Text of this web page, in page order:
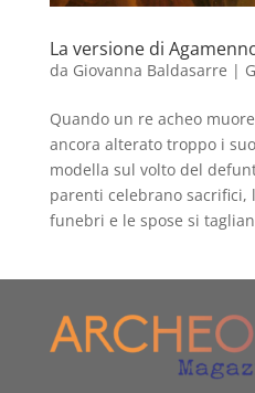
La versione di
da Giovanna Baldasarre |
​Quando un re acheo
ancora alterato troppo i
modella sul volto del
parenti celebrano sacrifici,
funebri e le spose si